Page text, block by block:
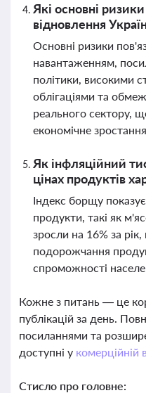
Які основні
відновлення
Основні ризики
навантаженням,
політики, високими
облігаціями та
реального сектору,
економічне
Як інфляційний
цінах продуктів
Індекс борщу
продукти, такі як
зросли на 16% за
подорожчання
спроможності
Кожне з питань — це
публікацій за день.
посиланнями та
доступні у комерційній
Стисло про головне: